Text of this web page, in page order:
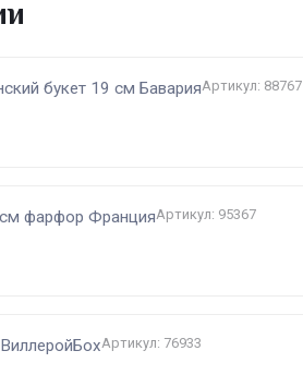
букет 19 см БаварияАртикул: 88767
фарфор ФранцияАртикул: 95367
Артикул: 76933